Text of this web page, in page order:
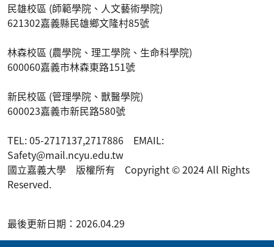
民雄校區 (師範學院、人文藝術學院)
621302嘉義縣民雄鄉文隆村85號
林森校區 (農學院、理工學院、生命科學院)
600060嘉義市林森東路151號
新民校區 (管理學院、獸醫學院)
600023嘉義市新民路580號
TEL: 05-2717137,2717886 EMAIL:
Safety@mail.ncyu.edu.tw
國立嘉義大學 版權所有 Copyright © 2024 All Rights
Reserved.
最後更新日期：2026.04.29